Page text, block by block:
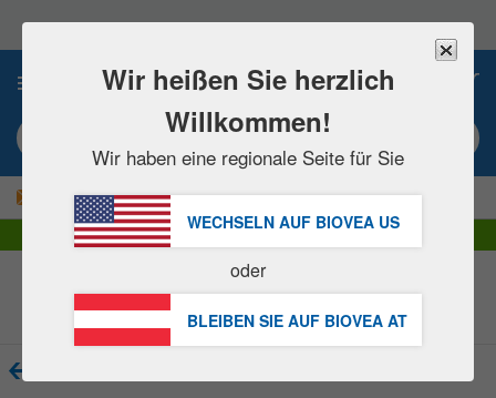
beachten
Sie:
Website
ein
Barrierefreiheitssystem.
Suchbegriff / Artikelnummer eingeben
JETZT 15% SPAREN! | GRATISLieferung über € 60,00 »
DHL Express Lieferung | MwSt. inklusive
Häufige Fragen
Wir heißen Sie herzlich
Willkommen!
Wir haben eine regionale Seite für Sie
WECHSELN AUF BIOVEA US
oder
BLEIBEN SIE AUF BIOVEA AT